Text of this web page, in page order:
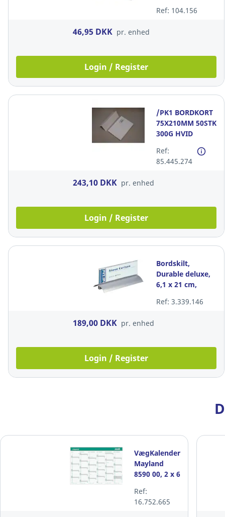
Ref: 104.156
46,95 DKK pr. enhed
Login / Register
/PK1 BORDKORT
75X210MM 50STK
300G HVID
Ref:
85.445.274
243,10 DKK pr. enhed
Login / Register
Bordskilt,
Durable deluxe,
6,1 x 21 cm,
Ref: 3.339.146
189,00 DKK pr. enhed
Login / Register
VægKalender,
Mayland
8590 00, 2 x 6
2026/27, A4
Ref:
16.752.665